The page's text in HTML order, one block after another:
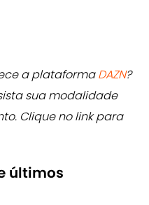
a plataformaDAZN?
sua modalidade
Clique no link para
últimos